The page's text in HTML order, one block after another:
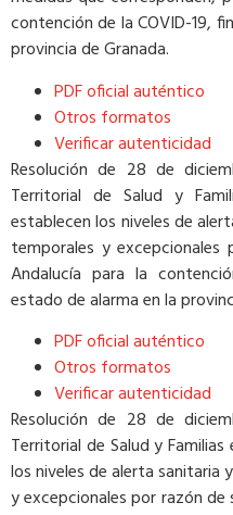
contención de la COVID-19,
provincia de Granada.
PDF oficial auténtico
Otros formatos
Verificar autenticidad
Resolución de 28 de
Territorial de Salud y
establecen los niveles de
temporales y
Andalucía para la
estado de alarma en la
PDF oficial auténtico
Otros formatos
Verificar autenticidad
Resolución de 28 de
Territorial de Salud y
los niveles de alerta sanitaria
y excepcionales por razón de